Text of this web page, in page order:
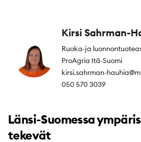
Kirsi Sahrman-
Ruoka-ja
ProAgria Itä-Suomi
kirsi.sahrman-
050 570 3039
Länsi-Suomessa
tekevät